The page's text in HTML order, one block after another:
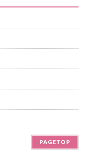
PAGETOP